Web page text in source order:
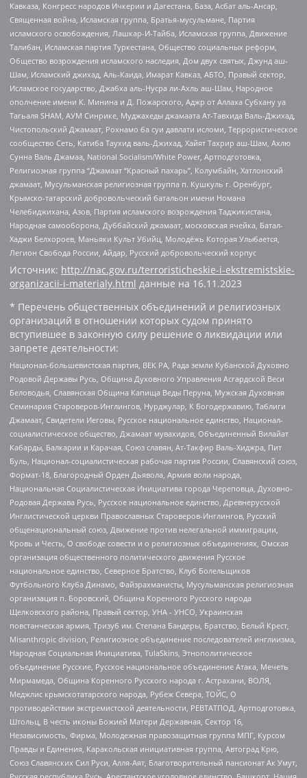
Кавказа, Конгресс народов Ичкерии и Дагестана, База, Асбат аль-Ансар,
Священная война, Исламская группа, Братья-мусульмане, Партия
исламского освобождения, Лашкар-И-Тайба, Исламская группа, Движение
Талибан, Исламская партия Туркестана, Общество социальных реформ,
Общество возрождения исламского наследия, Дом двух святых, Джунд аш-
Шам, Исламский джихад, Аль-Каида, Имарат Кавказ, АБТО, Правый сектор,
Исламское государство, Джабха аль-Нусра ли-Ахль аш-Шам, Народное
ополчение имени К. Минина и Д. Пожарского, Аджр от Аллаха Субхану уа
Тагьаля SHAM, АУМ Синрике, Муджахеды джамаата Ат-Тавхида Валь-Джихад,
Чистопольский Джамаат, Рохнамо ба суи давлати исломи, Террористическое
сообщество Сеть, Катиба Таухид валь-Джихад, Хайят Тахрир аш-Шам, Ахлю
Сунна Валь Джамаа, National Socialism/White Power, Артподготовка,
Религиозная группа “Джамаат “Красный пахарь”, Колумбайн, Хатлонский
джамаат, Мусульманская религиозная группа п. Кушкуль г. Оренбург,
Крымско-татарский добровольческий батальон имени Номана
Челебиджихана, Азов, Партия исламского возрождения Таджикистана,
Народная самооборона, Дуббайский джамаат, московская ячейка, Батал-
Хаджи Белхороев, Маньяки Культ Убийц, Молодёжь Которая Улыбается,
Легион Свобода России, Айдар, Русский добровольческий корпус
Источник: http://nac.gov.ru/terroristicheskie-i-ekstremistskie-
organizacii-i-materialy.html данные на 16.11.2023
* Перечень общественных объединений и религиозных
организаций в отношении которых судом принято
вступившее в законную силу решение о ликвидации или
запрете деятельности:
Национал-большевистская партия, ВЕК РА, Рада земли Кубанской Духовно
Родовой Державы Русь, Община Духовного Управления Асгардской Веси
Беловодья, Славянская Община Капища Веды Перуна, Мужская Духовная
Семинария Староверов-Инглингов, Нурджулар, К Богодержавию, Таблиги
Джамаат, Свидетели Иеговы, Русское национальное единство, Национал-
социалистическое общество, Джамаат мувахидов, Объединенный Вилайат
Кабарды, Балкарии и Карачая, Союз славян, Ат-Такфир Валь-Хиджра, Пит
Буль, Национал-социалистическая рабочая партия России, Славянский союз,
Формат-18, Благородный Орден Дьявола, Армия воли народа,
Национальная Социалистическая Инициатива города Череповца, Духовно-
Родовая Держава Русь, Русское национальное единство, Древнерусской
Инглистической церкви Православных Староверов-Инглингов, Русский
общенациональный союз, Движение против нелегальной иммиграции,
Кровь и Честь, О свободе совести и о религиозных объединениях, Омская
организация общественного политического движения Русское
национальное единство, Северное Братство, Клуб Болельщиков
Футбольного Клуба Динамо, Файзрахманисты, Мусульманская религиозная
организация п. Боровский, Община Коренного Русского народа
Щелковского района, Правый сектор, УНА - УНСО, Украинская
повстанческая армия, Тризуб им. Степана Бандеры, Братство, Белый Крест,
Misanthropic division, Религиозное объединение последователей инглиизма,
Народная Социальная Инициатива, TulaSkins, Этнополитическое
объединение Русские, Русское национальное объединение Атака, Мечеть
Мирмамеда, Община Коренного Русского народа г. Астрахани, ВОЛЯ,
Меджлис крымскотатарского народа, Рубеж Севера, ТОЙС, О
противодействии экстремистской деятельности, РЕВТАТПОД, Артподготовка,
Штольц, В честь иконы Божией Матери Державная, Сектор 16,
Независимость, Фирма, Молодежная правозащитная группа МПГ, Курсом
Правды и Единения, Каракольская инициативная группа, Автоград Крю,
Союз Славянских Сил Руси, Алля-Аят, Благотворительный пансионат Ак Умут,